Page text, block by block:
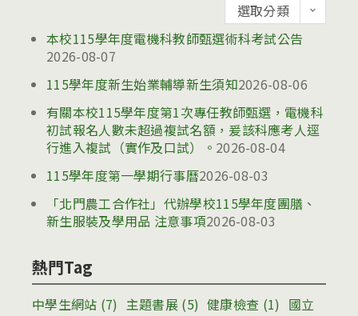
告
選取分類
本校115學年度電機科教師甄選術科考試公告
2026-08-07
115學年度新生始業輔導新生須知2026-08-06
有關本校115學年度第1次專任教師甄選，電機科
初試報名人數未超過複試名額，爰該科應考人逕
行進入複試（實作及口試）。 2026-08-04
115學年度第一學期行事曆2026-08-03
「北門農工合作社」代辦學校115學年度團膳、
新生服裝及學用品 注意事項2026-08-03
熱門Tag
中學生網站 (7) 主題書展(5) 健康檢查 (1) 國立